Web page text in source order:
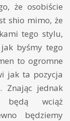
że osobiście
shio mimo, że
tego stylu,
byśmy tego
to ogromne
jak ta pozycja
Znając jednak
wciąż
będziemy